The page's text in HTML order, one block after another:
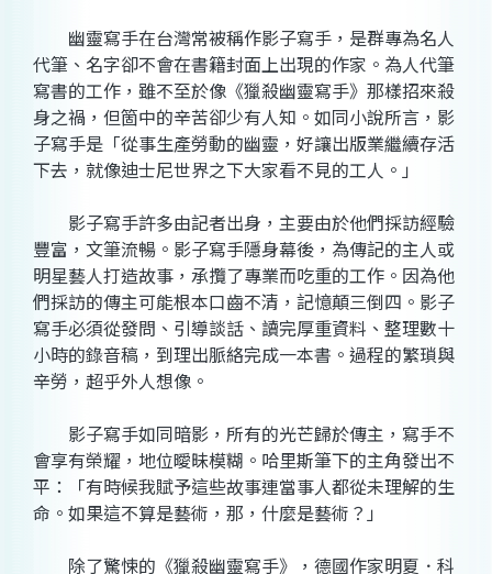
幽靈寫手在台灣常被稱作影子寫手，是群專為名人
代筆、名字卻不會在書籍封面上出現的作家。為人代筆
寫書的工作，雖不至於像《獵殺幽靈寫手》那樣招來殺
身之禍，但箇中的辛苦卻少有人知。如同小說所言，影
子寫手是「從事生產勞動的幽靈，好讓出版業繼續存活
下去，就像迪士尼世界之下大家看不見的工人。」
影子寫手許多由記者出身，主要由於他們採訪經驗
豐富，文筆流暢。影子寫手隱身幕後，為傳記的主人或
明星藝人打造故事，承攬了專業而吃重的工作。因為他
們採訪的傳主可能根本口齒不清，記憶顛三倒四。影子
寫手必須從發問、引導談話、讀完厚重資料、整理數十
小時的錄音稿，到理出脈絡完成一本書。過程的繁瑣與
辛勞，超乎外人想像。
影子寫手如同暗影，所有的光芒歸於傳主，寫手不
會享有榮耀，地位曖昧模糊。哈里斯筆下的主角發出不
平：「有時候我賦予這些故事連當事人都從未理解的生
命。如果這不算是藝術，那，什麼是藝術？」
除了驚悚的《獵殺幽靈寫手》，德國作家明夏．科